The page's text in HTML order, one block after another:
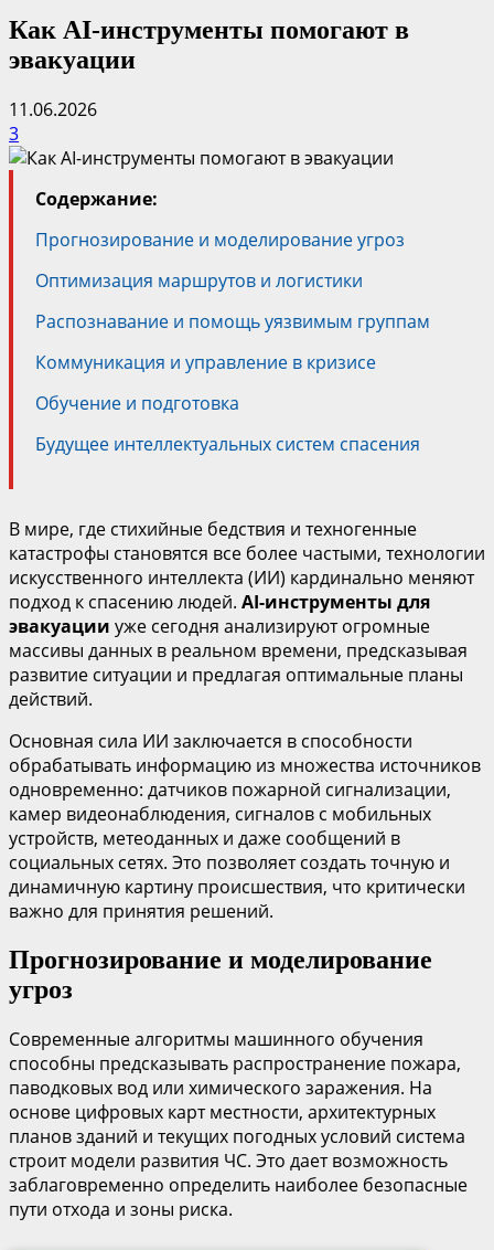
Как AI-инструменты помогают в
эвакуации
11.06.2026
3
Содержание:
Прогнозирование и моделирование угроз
Оптимизация маршрутов и логистики
Распознавание и помощь уязвимым группам
Коммуникация и управление в кризисе
Обучение и подготовка
Будущее интеллектуальных систем спасения
В мире, где стихийные бедствия и техногенные
катастрофы становятся все более частыми, технологии
искусственного интеллекта (ИИ) кардинально меняют
подход к спасению людей. AI-инструменты для
эвакуации уже сегодня анализируют огромные
массивы данных в реальном времени, предсказывая
развитие ситуации и предлагая оптимальные планы
действий.
Основная сила ИИ заключается в способности
обрабатывать информацию из множества источников
одновременно: датчиков пожарной сигнализации,
камер видеонаблюдения, сигналов с мобильных
устройств, метеоданных и даже сообщений в
социальных сетях. Это позволяет создать точную и
динамичную картину происшествия, что критически
важно для принятия решений.
Прогнозирование и моделирование
угроз
Современные алгоритмы машинного обучения
способны предсказывать распространение пожара,
паводковых вод или химического заражения. На
основе цифровых карт местности, архитектурных
планов зданий и текущих погодных условий система
строит модели развития ЧС. Это дает возможность
заблаговременно определить наиболее безопасные
пути отхода и зоны риска.